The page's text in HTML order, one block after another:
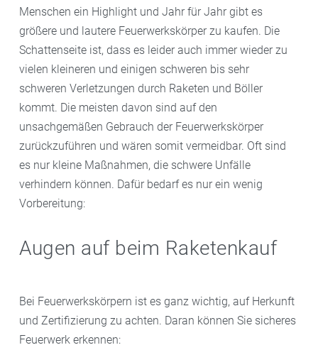
Menschen ein Highlight und Jahr für Jahr gibt es
größere und lautere Feuerwerkskörper zu kaufen. Die
Schattenseite ist, dass es leider auch immer wieder zu
vielen kleineren und einigen schweren bis sehr
schweren Verletzungen durch Raketen und Böller
kommt. Die meisten davon sind auf den
unsachgemäßen Gebrauch der Feuerwerkskörper
zurückzuführen und wären somit vermeidbar. Oft sind
es nur kleine Maßnahmen, die schwere Unfälle
verhindern können. Dafür bedarf es nur ein wenig
Vorbereitung:
Augen auf beim Raketenkauf
Bei Feuerwerkskörpern ist es ganz wichtig, auf Herkunft
und Zertifizierung zu achten. Daran können Sie sicheres
Feuerwerk erkennen: